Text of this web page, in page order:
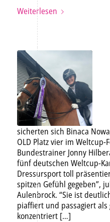
Weiterlesen
sicherten sich Binaca
OLD Platz vier im Weltcup-
Bundestrainer Jonny
fünf deutschen Weltcup-
Dressursport toll
spitzen Gefühl gegeben”,
Aulenbrock. “Sie ist
piaffiert und passagiert
konzentriert […]